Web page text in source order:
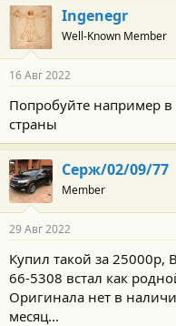
Ingenegr
Well-Known Member
16 Авг 2022
Попробуйте например в
страны
Серж/02/09/77
Member
29 Авг 2022
Купил такой за 25000р,
66-5308 встал как
Оригинала нет в
месяц...